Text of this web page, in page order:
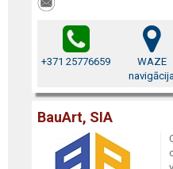
+371 25776659
WAZE
BauArt, SIA